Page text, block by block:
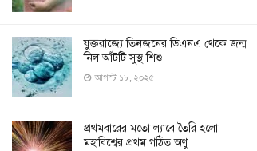
যুক্তরাজ্যে তিনজনের ডিএনএ থেকে জন্ম
নিল আঁটটি সুস্থ শিশু
আগস্ট ১৮, ২০২৫
প্রথমবারের মতো ল্যাবে তৈরি হলো
মহাবিশ্বের প্রথম গঠিত অণু